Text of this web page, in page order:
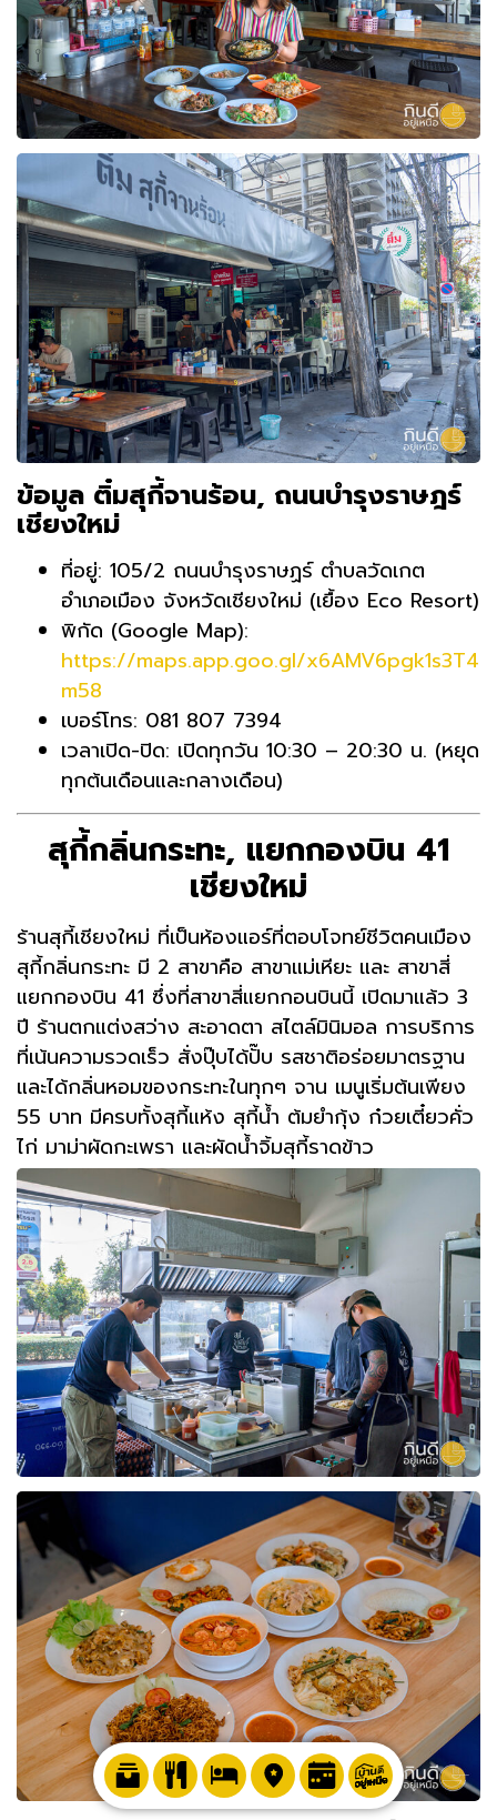
ข้อมูล ติ๋มสุกี้จานร้อน, ถนนบำรุงราษฎร์
เชียงใหม่
ที่อยู่: 105/2 ถนนบำรุงราษฏร์ ตำบลวัดเกต
อำเภอเมือง จังหวัดเชียงใหม่ (เยื้อง Eco Resort)
พิกัด (Google Map):
https://maps.app.goo.gl/x6AMV6pgk1s3T4
m58
เบอร์โทร: 081 807 7394
เวลาเปิด-ปิด: เปิดทุกวัน 10:30 – 20:30 น. (หยุด
ทุกต้นเดือนและกลางเดือน)
สุกี้กลิ่นกระทะ, แยกกองบิน 41
เชียงใหม่
ร้านสุกี้เชียงใหม่ ที่เป็นห้องแอร์ที่ตอบโจทย์ชีวิตคนเมือง
สุกี้กลิ่นกระทะ มี 2 สาขาคือ สาขาแม่เหียะ และ สาขาสี่
แยกกองบิน 41 ซึ่งที่สาขาสี่แยกกอนบินนี้ เปิดมาแล้ว 3
ปี ร้านตกแต่งสว่าง สะอาดตา สไตล์มินิมอล การบริการ
ที่เน้นความรวดเร็ว สั่งปุ๊บได้ปั๊บ รสชาติอร่อยมาตรฐาน
และได้กลิ่นหอมของกระทะในทุกๆ จาน เมนูเริ่มต้นเพียง
55 บาท มีครบทั้งสุกี้แห้ง สุกี้น้ำ ต้มยำกุ้ง ก๋วยเตี๋ยวคั่ว
ไก่ มาม่าผัดกะเพรา และผัดน้ำจิ้มสุกี้ราดข้าว